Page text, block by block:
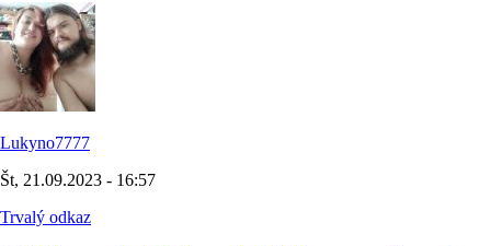
Lukyno7777
Št, 21.09.2023 - 16:57
Trvalý odkaz